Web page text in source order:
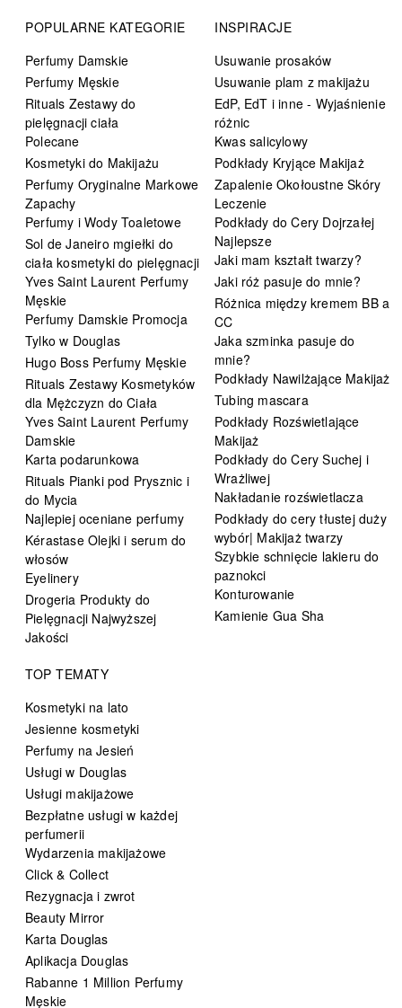
POPULARNE KATEGORIE
Perfumy Damskie
Perfumy Męskie
Rituals Zestawy do
pielęgnacji ciała
Polecane
Kosmetyki do Makijażu
Perfumy Oryginalne Markowe
Zapachy
Perfumy i Wody Toaletowe
Sol de Janeiro mgiełki do
ciała kosmetyki do pielęgnacji
Yves Saint Laurent Perfumy
Męskie
Perfumy Damskie Promocja
Tylko w Douglas
Hugo Boss Perfumy Męskie
Rituals Zestawy Kosmetyków
dla Mężczyzn do Ciała
Yves Saint Laurent Perfumy
Damskie
Karta podarunkowa
Rituals Pianki pod Prysznic i
do Mycia
Najlepiej oceniane perfumy
Kérastase Olejki i serum do
włosów
Eyelinery
Drogeria Produkty do
Pielęgnacji Najwyższej
Jakości
INSPIRACJE
Usuwanie prosaków
Usuwanie plam z makijażu
EdP, EdT i inne - Wyjaśnienie
różnic
Kwas salicylowy
Podkłady Kryjące Makijaż
Zapalenie Okołoustne Skóry
Leczenie
Podkłady do Cery Dojrzałej
Najlepsze
Jaki mam kształt twarzy?
Jaki róż pasuje do mnie?
Różnica między kremem BB a
CC
Jaka szminka pasuje do
mnie?
Podkłady Nawilżające Makijaż
Tubing mascara
Podkłady Rozświetlające
Makijaż
Podkłady do Cery Suchej i
Wrażliwej
Nakładanie rozświetlacza
Podkłady do cery tłustej duży
wybór| Makijaż twarzy
Szybkie schnięcie lakieru do
paznokci
Konturowanie
Kamienie Gua Sha
TOP TEMATY
Kosmetyki na lato
Jesienne kosmetyki
Perfumy na Jesień
Usługi w Douglas
Usługi makijażowe
Bezpłatne usługi w każdej
perfumerii
Wydarzenia makijażowe
Click & Collect
Rezygnacja i zwrot
Beauty Mirror
Karta Douglas
Aplikacja Douglas
Rabanne 1 Million Perfumy
Męskie